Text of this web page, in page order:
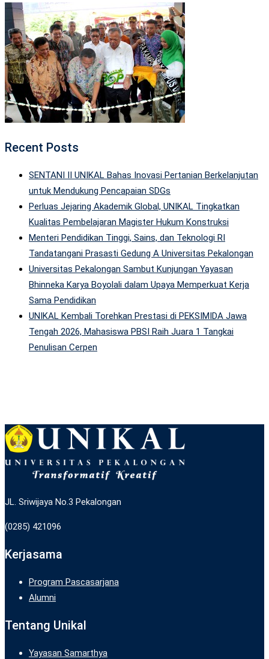
Recent Posts
SENTANI II UNIKAL Bahas Inovasi Pertanian Berkelanjutan
untuk Mendukung Pencapaian SDGs
Perluas Jejaring Akademik Global, UNIKAL Tingkatkan
Kualitas Pembelajaran Magister Hukum Konstruksi
Menteri Pendidikan Tinggi, Sains, dan Teknologi RI
Tandatangani Prasasti Gedung A Universitas Pekalongan
Universitas Pekalongan Sambut Kunjungan Yayasan
Bhinneka Karya Boyolali dalam Upaya Memperkuat Kerja
Sama Pendidikan
UNIKAL Kembali Torehkan Prestasi di PEKSIMIDA Jawa
Tengah 2026, Mahasiswa PBSI Raih Juara 1 Tangkai
Penulisan Cerpen
JL. Sriwijaya No.3 Pekalongan
(0285) 421096
Kerjasama
Program Pascasarjana
Alumni
Tentang Unikal
Yayasan Samarthya